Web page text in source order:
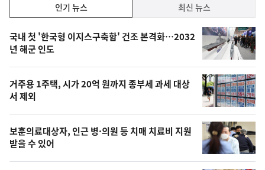
기,
최
신,
오
늘
의
영
상
인기 뉴스 최신 뉴스
인
기
뉴
스
국내 첫 '한국형 이지스구축함' 건조 본격화…2032
년 해군 인도
거주용 1주택, 시가 20억 원까지 종부세 과세 대상
서 제외
보훈의료대상자, 인근 병·의원 등 치매 치료비 지원
받을 수 있어